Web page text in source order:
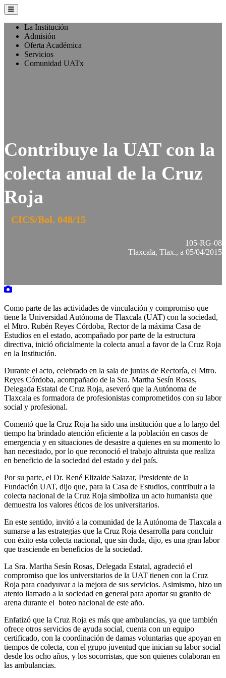
La Institución
Admisión
Oferta Académica
Servicios
Comunidad UATx
Contribuye la UAT con la
colecta anual de la Cruz
Roja
CICS/Bol. 048/15
105-RG-08
Tlaxcala, Tlax., a 05/04/2015
Como parte de las actividades de vinculación y compromiso que
tiene la Universidad Autónoma de Tlaxcala (UAT) con la sociedad,
el Mtro. Rubén Reyes Córdoba, Rector de la máxima Casa de
Estudios en el estado, acompañado por parte de la estructura
directiva, inició oficialmente la colecta anual a favor de la Cruz Roja
en la Institución.
Durante el acto, celebrado en la sala de juntas de Rectoría, el Mtro.
Reyes Córdoba, acompañado de la Sra. Martha Sesín Rosas,
Delegada Estatal de Cruz Roja, aseveró que la Autónoma de
Tlaxcala es formadora de profesionistas comprometidos con su labor
social y profesional.
Comentó que la Cruz Roja ha sido una institución que a lo largo del
tiempo ha brindado atención eficiente a la población en casos de
emergencia y en situaciones de desastre a quienes en su momento lo
han necesitado, por lo que reconoció el trabajo altruista que realiza
en beneficio de la sociedad del estado y del país.
Por su parte, el Dr. René Elizalde Salazar, Presidente de la
Fundación UAT, dijo que, para la Casa de Estudios, contribuir a la
colecta nacional de la Cruz Roja simboliza un acto humanista que
demuestra los valores éticos de los universitarios.
En este sentido, invitó a la comunidad de la Autónoma de Tlaxcala a
sumarse a las estrategias que la Cruz Roja desarrolla para concluir
con éxito esta colecta nacional, que sin duda, dijo, es una gran labor
que trasciende en beneficios de la sociedad.
La Sra. Martha Sesín Rosas, Delegada Estatal, agradeció el
compromiso que los universitarios de la UAT tienen con la Cruz
Roja para coadyuvar a la mejora de sus servicios. Asimismo, hizo un
atento llamado a la sociedad en general para aportar su granito de
arena durante el boteo nacional de este año.
Enfatizó que la Cruz Roja es más que ambulancias, ya que también
ofrece otros servicios de ayuda social, cuenta con un equipo
certificado, con la coordinación de damas voluntarias que apoyan en
tiempos de colecta, con el grupo juventud que inician su labor social
desde los ocho años, y los socorristas, que son quienes colaboran en
las ambulancias.